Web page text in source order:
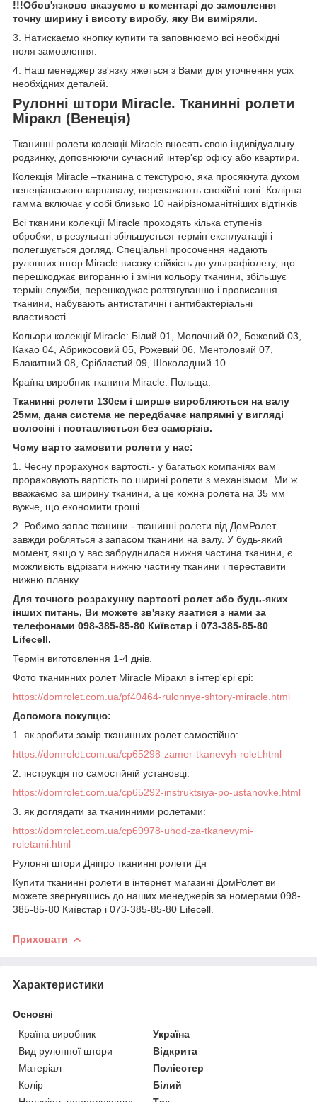
!!!Обов'язково вказуємо в коментарі до замовлення
точну ширину і висоту виробу, яку Ви виміряли.
3. Натискаємо кнопку купити та заповнюємо всі необхідні
поля замовлення.
4. Наш менеджер зв'язку яжеться з Вами для уточнення усіх
необхідних деталей.
Рулонні штори Miracle. Тканинні ролети
Міракл (Венеція)
Тканинні ролети колекції Miracle вносять свою індивідуальну
родзинку, доповнюючи сучасний інтер'єр офісу або квартири.
Колекція Miracle –тканина c текстурою, яка просякнута духом
венеціанського карнавалу, переважають спокійні тоні. Колірна
гамма включає у собі близько 10 найрізноманітніших відтінків
Всі тканини колекції Miracle проходять кілька ступенів
обробки, в результаті збільшується термін експлуатації і
полегшується догляд. Спеціальні просочення надають
рулонних штор Miracle високу стійкість до ультрафіолету, що
перешкоджає вигоранню і зміни кольору тканини, збільшує
термін служби, перешкоджає розтягуванню і провисання
тканини, набувають антистатичні і антибактеріальні
властивості.
Кольори колекції Miracle: Білий 01, Молочний 02, Бежевий 03,
Какао 04, Абрикосовий 05, Рожевий 06, Ментоловий 07,
Блакитний 08, Сріблястий 09, Шоколадний 10.
Країна виробник тканини Miracle: Польща.
Тканинні ролети 130см і ширше виробляються на валу
25мм, дана система не передбачає напрямні у вигляді
волосіні і поставляється без саморізів.
Чому варто замовити ролети у нас:
1. Чесну прорахунок вартості.- у багатьох компаніях вам
прораховують вартість по ширині ролети з механізмом. Ми ж
вважаємо за ширину тканини, а це кожна ролета на 35 мм
вужче, що економити гроші.
2. Робимо запас тканини - тканинні ролети від ДомРолет
завжди робляться з запасом тканини на валу. У будь-який
момент, якщо у вас забруднилася нижня частина тканини, є
можливість відрізати нижню частину тканини і переставити
нижню планку.
Для точного розрахунку вартості ролет або будь-яких
інших питань, Ви можете зв'язку язатися з нами за
телефонами 098-385-85-80 Київстар і 073-385-85-80
Lifecell.
Термін виготовлення 1-4 днів.
Фото тканинних ролет Miracle Міракл в інтер'єрі єрі:
https://domrolet.com.ua/pf40464-rulonnye-shtory-miracle.html
Допомога покупцю:
1. як зробити замір тканинних ролет самостійно:
https://domrolet.com.ua/cp65298-zamer-tkanevyh-rolet.html
2. інструкція по самостійній установці:
https://domrolet.com.ua/cp65292-instruktsiya-po-ustanovke.html
3. як доглядати за тканинними ролетами:
https://domrolet.com.ua/cp69978-uhod-za-tkanevymi-
roletami.html
Рулонні штори Дніпро тканинні ролети Дн
Купити тканинні ролети в інтернет магазині ДомРолет ви
можете звернувшись до наших менеджерів за номерами 098-
385-85-80 Київстар і 073-385-85-80 Lifecell.
Приховати
Характеристики
Основні
Країна виробник
Україна
Вид рулонної штори
Відкрита
Матеріал
Поліестер
Колір
Білий